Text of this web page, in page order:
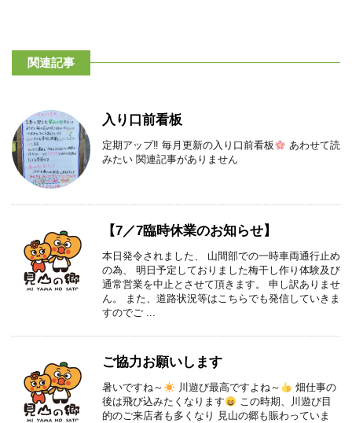
関連記事
入り口前看板
定期アップ‼︎ 毎月更新の入り口前看板
あわせて読
みたい 関連記事がありません
【7／7臨時休業のお知らせ】
本日発令されました、 山間部での一時車両通行止め
の為、 明日予定しておりました梅干し作り体験及び
通常営業を中止とさせて頂きます。 申し訳ありませ
ん。 また、道路状況等はこちらでも発信していきま
すのでご ...
ご協力お願いします
暑いですね～ 川遊び最高ですよね～
畑仕事の
後は飛び込みたくなります
この時期、川遊び目
的のご来店者も多くなり 見山の郷も賑わっていま